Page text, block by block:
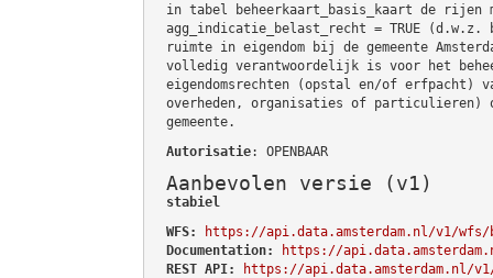
in tabel beheerkaart_basis_kaart de rijen
agg_indicatie_belast_recht = TRUE
ruimte in eigendom bij de gemeente
volledig verantwoordelijk is voor het
eigendomsrechten (opstal en/of erfpacht)
overheden, organisaties of particulieren)
gemeente.
Autorisatie: OPENBAAR
Aanbevolen versie (v1)
stabiel
WFS:
https://api.data.amsterdam.nl/v1/wfs/
Documentation:
https://
REST API:
https://api.data.amsterdam.nl/